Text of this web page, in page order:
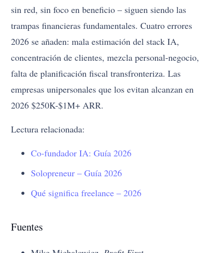
sin red, sin foco en beneficio – siguen siendo las
trampas financieras fundamentales. Cuatro errores
2026 se añaden: mala estimación del stack IA,
concentración de clientes, mezcla personal-negocio,
falta de planificación fiscal transfronteriza. Las
empresas unipersonales que los evitan alcanzan en
2026 $250K-$1M+ ARR.
Lectura relacionada:
Co-fundador IA: Guía 2026
Solopreneur – Guía 2026
Qué significa freelance – 2026
Fuentes